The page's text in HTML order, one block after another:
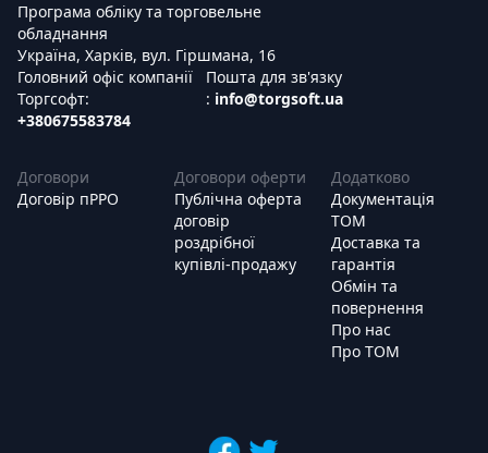
Програма обліку та торговельне
обладнання
Україна, Харків, вул. Гіршмана, 16
Головний офіс компанії
Торгсофт:
+380675583784
Пошта для зв'язку
: info@torgsoft.ua
Договори
Договір пРРО
Договори оферти
Публічна оферта
договір
роздрібної
купівлі-продажу
Додатково
Документація
ТОМ
Доставка та
гарантія
Обмін та
повернення
Про нас
Про ТОМ